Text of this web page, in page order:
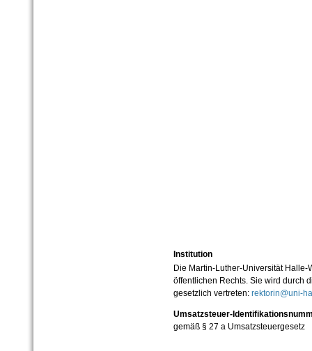
Institution
Die Martin-Luther-Universität
öffentlichen Rechts. Sie wird durch
gesetzlich vertreten: rektorin@uni-
Umsatzsteuer-
gemäß § 27 a Umsatzsteuergesetz